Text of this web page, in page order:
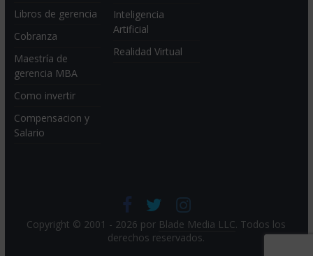
Libros de gerencia
Cobranza
Maestría de
gerencia MBA
Como invertir
Compensacion y
Salario
Inteligencia
Artificial
Realidad Virtual
Copyright © 2001 - 2026 por Blade Media LLC. Todos los
derechos reservados.